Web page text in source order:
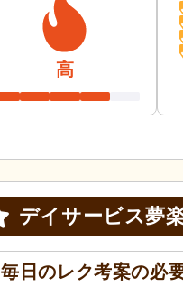
高
デイサービス夢
毎日のレク考案の必